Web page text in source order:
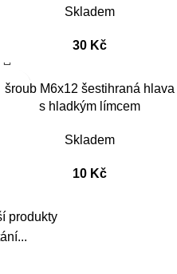
Skladem
30 Kč
šroub M6x12 šestihraná hlava
s hladkým límcem
Skladem
10 Kč
produkty